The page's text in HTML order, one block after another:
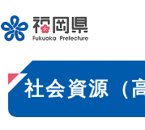
ー
ジ
先
頭
で
メニ
本
文
社会資源（